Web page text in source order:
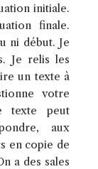
initiale.
finale.
ni début. Je
Je relis les
un texte à
votre
texte peut
aux
en copie de
a des sales